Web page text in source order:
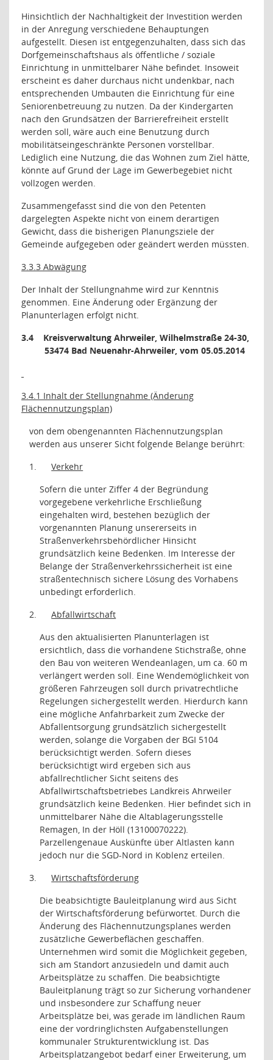
Hinsichtlich der Nachhaltigkeit der Investition werden
in der Anregung verschiedene Behauptungen
aufgestellt. Diesen ist entgegenzuhalten, dass sich das
Dorfgemein­schaftshaus als öffentliche / soziale
Einrichtung in unmittelbarer Nähe befindet. Insoweit
erscheint es daher durchaus nicht undenkbar, nach
entsprechenden Umbauten die Einrichtung für eine
Seniorenbetreuung zu nutzen. Da der Kindergarten
nach den Grundsätzen der Barrierefreiheit erstellt
werden soll, wäre auch eine Benutzung durch
mobilitätseingeschränkte Personen vorstellbar.
Lediglich eine Nutzung, die das Wohnen zum Ziel hätte,
könnte auf Grund der Lage im Gewerbegebiet nicht
vollzogen werden.
Zusammengefasst sind die von den Petenten
dargelegten Aspekte nicht von einem derartigen
Gewicht, dass die bisherigen Planungsziele der
Gemeinde aufgegeben oder geändert werden müssten.
3.3.3 Abwägung
Der Inhalt der Stellungnahme wird zur Kenntnis
genommen. Eine Änderung oder Ergänzung der
Planunterlagen erfolgt nicht.
3.4
Kreisverwaltung Ahrweiler, Wilhelmstraße 24-30,
53474 Bad Neuenahr-Ahrweiler, vom 05.05.2014
3.4.1 Inhalt der Stellungnahme (Änderung
Flächennutzungsplan)
von dem obengenannten Flächennutzungsplan
werden aus unserer Sicht folgende Belange berührt:
1.
Verkehr
Sofern die unter Ziffer 4 der Begründung
vorgegebene verkehrliche Erschließung
eingehalten wird, bestehen bezüglich der
vorgenannten Planung unsererseits in
Straßenverkehrsbehördlicher Hinsicht
grundsätzlich keine Bedenken. Im Interesse der
Belange der Straßenverkehrssicherheit ist eine
straßentechnisch sichere Lösung des Vorhabens
unbedingt erforderlich.
2.
Abfallwirtschaft
Aus den aktualisierten Planunterlagen ist
ersichtlich, dass die vorhandene Stichstraße, ohne
den Bau von weiteren Wendeanlagen, um ca. 60 m
verlängert werden soll. Eine Wendemöglichkeit von
größeren Fahrzeugen soll durch privatrechtliche
Regelungen sichergestellt werden. Hierdurch kann
eine mögliche Anfahrbarkeit zum Zwecke der
Abfallentsorgung grundsätzlich sichergestellt
werden, solange die Vorgaben der BGI 5104
berücksichtigt werden. Sofern dieses
berücksichtigt wird ergeben sich aus
abfallrechtlicher Sicht seitens des
Abfallwirtschaftsbetriebes Landkreis Ahrweiler
grundsätzlich keine Bedenken. Hier befindet sich in
unmittelbarer Nähe die Altablagerungsstelle
Remagen, In der Höll (13100070222).
Parzellengenaue Auskünfte über Altlasten kann
jedoch nur die SGD-Nord in Koblenz erteilen.
3.
Wirtschaftsförderung
Die beabsichtigte Bauleitplanung wird aus Sicht
der Wirtschaftsförderung befürwortet. Durch die
Änderung des Flächennutzungsplanes werden
zusätzliche Gewerbeflächen geschaffen.
Unternehmen wird somit die Möglichkeit gegeben,
sich am Standort anzusiedeln und damit auch
Arbeitsplätze zu schaffen. Die beabsichtigte
Bauleitplanung trägt so zur Sicherung vorhandener
und insbesondere zur Schaffung neuer
Arbeitsplätze bei, was gerade im ländlichen Raum
eine der vordringlichsten Aufgabenstellungen
kommunaler Strukturentwicklung ist. Das
Arbeitsplatzangebot bedarf einer Erweiterung, um